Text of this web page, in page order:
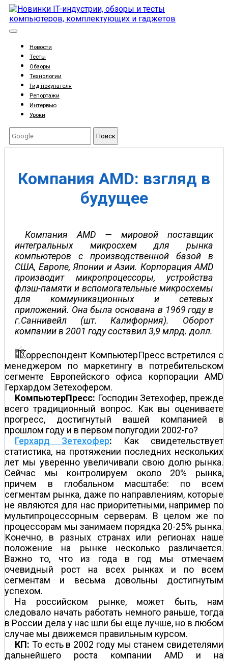
Новости
Тесты
Обзоры
Технологии
Гид покупателя
Репортажи
Интервью
Уроки
Поиск
Компания AMD: взгляд в
будущее
Компания AMD — мировой поставщик
интегральных микросхем для рынка
компьютеров с производственной базой в
США, Европе, Японии и Азии. Корпорация AMD
производит микропроцессоры, устройства
флэш-памяти и вспомогательные микросхемы
для коммуникационных и сетевых
приложений. Она была основана в 1969 году в
г.Саннивейл (шт. Калифорния). Оборот
компании в 2001 году составил 3,9 млрд. долл.
орреспондент КомпьютерПресс встретился с
менеджером по маркетингу в потребительском
сегменте Европейского офиса корпорации AMD
Герхардом Зетехофером.
КомпьютерПресс: Господин Зетехофер, прежде
всего традиционный вопрос. Как вы оцениваете
прогресс, достигнутый вашей компанией в
прошлом году и в первом полугодии 2002-го?
Герхард Зетехофер: Как свидетельствует
статистика, на протяжении последних нескольких
лет мы уверенно увеличивали свою долю рынка.
Сейчас мы контролируем около 20% рынка,
причем в глобальном масштабе: по всем
сегментам рынка, даже по направлениям, которые
не являются для нас приоритетными, например по
мультипроцессорным серверам. В целом же по
процессорам мы занимаем порядка 20-25% рынка.
Конечно, в разных странах или регионах наше
положение на рынке несколько различается.
Важно то, что из года в год мы отмечаем
очевидный рост на всех рынках и по всем
сегментам и весьма довольны достигнутым
успехом.
На российском рынке, может быть, нам
следовало начать работать немного раньше, тогда
в России дела у нас шли бы еще лучше, но в любом
случае мы движемся правильным курсом.
КП: То есть в 2002 году мы станем свидетелями
дальнейшего роста компании AMD и на